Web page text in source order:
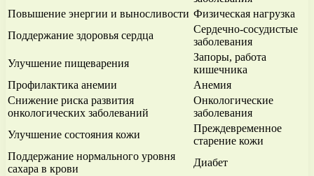
Повышение энергии и выносливости Физическая нагрузка
Поддержание здоровья сердца
Сердечно-сосудистые
заболевания
Улучшение пищеварения
Запоры, работа
кишечника
Профилактика анемии
Анемия
Снижение риска развития
онкологических заболеваний
Онкологические
заболевания
Улучшение состояния кожи
Преждевременное
старение кожи
Поддержание нормального уровня
сахара в крови
Диабет